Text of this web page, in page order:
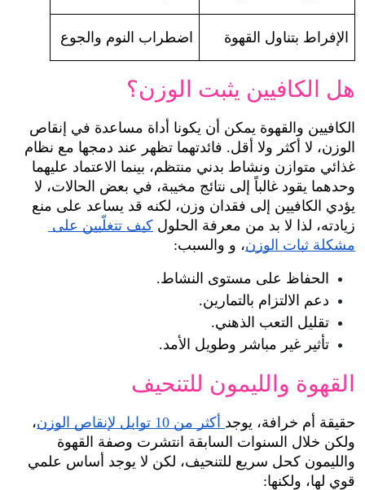
الإفراط بتناول القهوة اضطراب النوم والجوع
هل الكافيين يثبت الوزن؟
زيادته، لذا لا بد من معرفة الحلول
مشكلة ثبات الوزن، و والسبب:
الحفاظ على مستوى النشاط.
دعم الالتزام بالتمارين.
تقليل التعب الذهني.
تأثير غير مباشر وطويل الأمد.
القهوة والليمون للتنحيف
حقيقة أم خرافة، يوجد أكثر من 10 توابل لإنقاص الوزن
قوي لها، ولكنها: